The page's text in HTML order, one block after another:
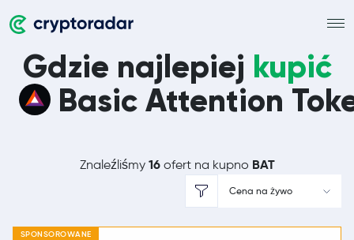
Gdzie najlepiej kupić
Basic Attention
Znaleźliśmy 16ofert na kupno BAT
Cena na żywo
SPONSOROWANE